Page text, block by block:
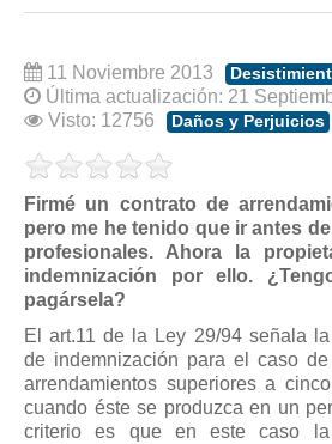
Formularios sobre Propiedad
Modelos de Convocatoria de Junta
Requerimientos y comunicaciones
Legislación
Legislación sobre Arrendamientos
Legislación sobre la Comunidad de
Legislación sobre Adquisición de
Legislación de interés práctico
Diccionario
11 Noviembre 2013
Última actualización: 21
Visto: 12756
Daños y Perjuicios
Firmé un contrato de
pero me he tenido que ir antes
profesionales. Ahora la
indemnización por ello.
pagársela?
El art.11 de la Ley 29/94 señala
de indemnización para el caso
arrendamientos superiores a
cuando éste se produzca en un
criterio es que en este caso la